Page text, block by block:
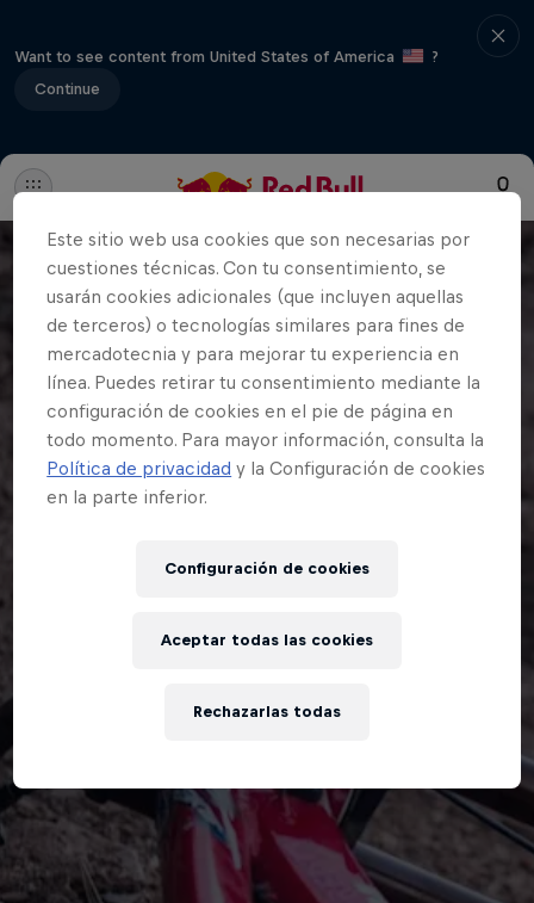
Want to see content from United States of America
?
Continue
Este sitio web usa cookies que son necesarias por
cuestiones técnicas. Con tu consentimiento, se
usarán cookies adicionales (que incluyen aquellas
de terceros) o tecnologías similares para fines de
mercadotecnia y para mejorar tu experiencia en
línea. Puedes retirar tu consentimiento mediante la
configuración de cookies en el pie de página en
todo momento. Para mayor información, consulta la
Política de privacidad y la Configuración de cookies
en la parte inferior.
Configuración de cookies
Rechazarlas todas
Aceptar todas las cookies